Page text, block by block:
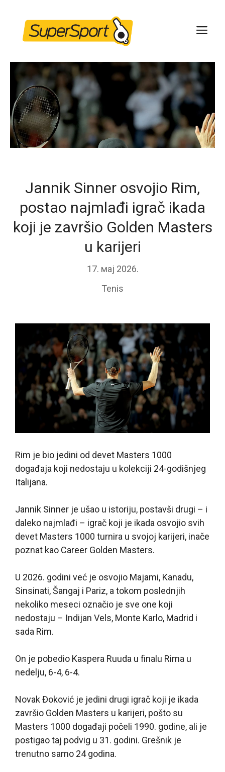
content
Jannik Sinner osvojio Rim,
postao najmlađi igrač ikada
koji je završio Golden Masters
u karijeri
17. мај 2026.
Tenis
Rim je bio jedini od devet Masters 1000
događaja koji nedostaju u kolekciji 24-godišnjeg
Italijana.
Jannik Sinner je ušao u istoriju, postavši drugi – i
daleko najmlađi – igrač koji je ikada osvojio svih
devet Masters 1000 turnira u svojoj karijeri, inače
poznat kao Career Golden Masters.
U 2026. godini već je osvojio Majami, Kanadu,
Sinsinati, Šangaj i Pariz, a tokom poslednjih
nekoliko meseci označio je sve one koji
nedostaju – Indijan Vels, Monte Karlo, Madrid i
sada Rim.
On je pobedio Kaspera Ruuda u finalu Rima u
nedelju, 6-4, 6-4.
Novak Đoković je jedini drugi igrač koji je ikada
završio Golden Masters u karijeri, pošto su
Masters 1000 događaji počeli 1990. godine, ali je
postigao taj podvig u 31. godini. Grešnik je
trenutno samo 24 godina.